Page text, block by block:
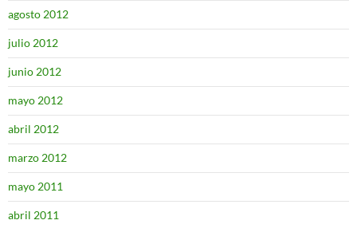
agosto 2012
julio 2012
junio 2012
mayo 2012
abril 2012
marzo 2012
mayo 2011
abril 2011